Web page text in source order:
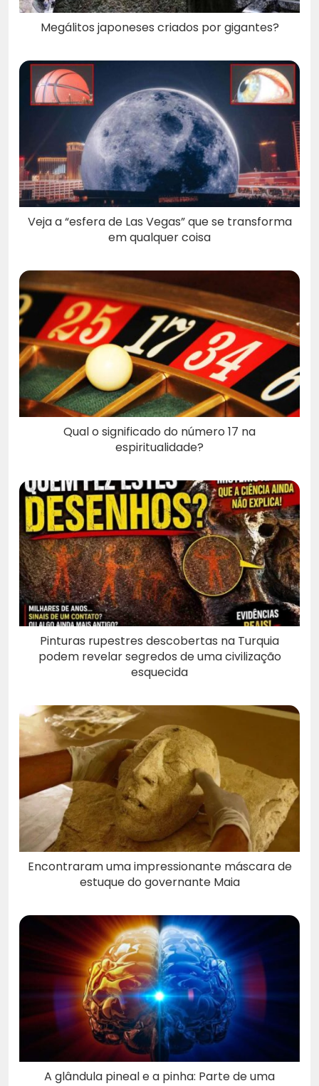
Megálitos japoneses criados por gigantes?
Veja a “esfera de Las Vegas” que se transforma
em qualquer coisa
Qual o significado do número 17 na
espiritualidade?
Pinturas rupestres descobertas na Turquia
podem revelar segredos de uma civilização
esquecida
Encontraram uma impressionante máscara de
estuque do governante Maia
A glândula pineal e a pinha: Parte de uma